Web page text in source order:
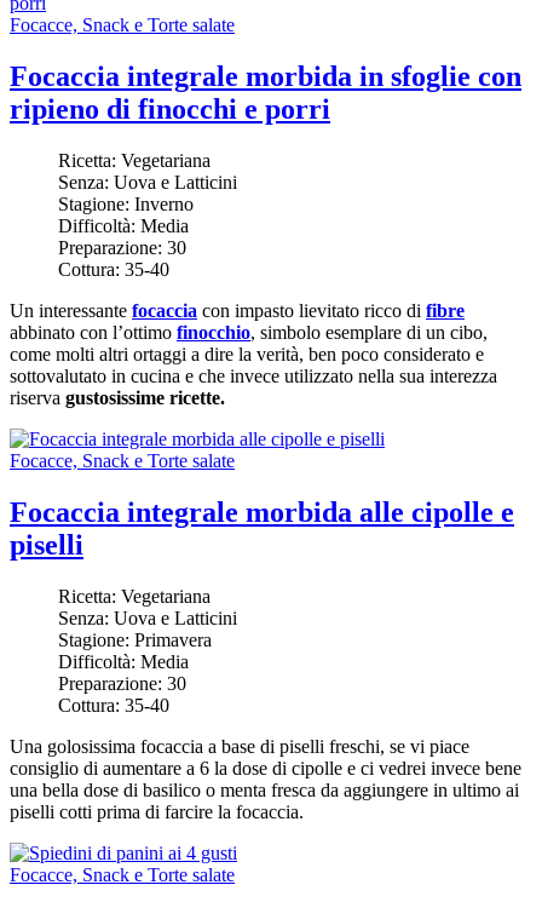
Focacce, Snack e Torte salate
Focaccia integrale morbida in sfoglie con
ripieno di finocchi e porri
Ricetta: Vegetariana
Senza: Uova e Latticini
Stagione: Inverno
Difficoltà: Media
Preparazione: 30
Cottura: 35-40
Un interessante focaccia con impasto lievitato ricco di fibre
abbinato con l’ottimo finocchio, simbolo esemplare di un cibo,
come molti altri ortaggi a dire la verità, ben poco considerato e
sottovalutato in cucina e che invece utilizzato nella sua interezza
riserva gustosissime ricette.
Focacce, Snack e Torte salate
Focaccia integrale morbida alle cipolle e
piselli
Ricetta: Vegetariana
Senza: Uova e Latticini
Stagione: Primavera
Difficoltà: Media
Preparazione: 30
Cottura: 35-40
Una golosissima focaccia a base di piselli freschi, se vi piace
consiglio di aumentare a 6 la dose di cipolle e ci vedrei invece bene
una bella dose di basilico o menta fresca da aggiungere in ultimo ai
piselli cotti prima di farcire la focaccia.
Focacce, Snack e Torte salate